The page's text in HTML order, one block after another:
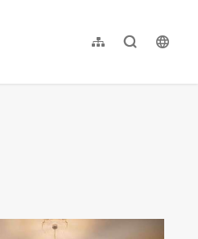
网站导览全文检索
繁體中文